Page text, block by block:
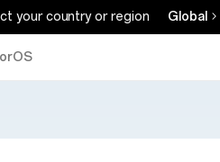
your country or region Global